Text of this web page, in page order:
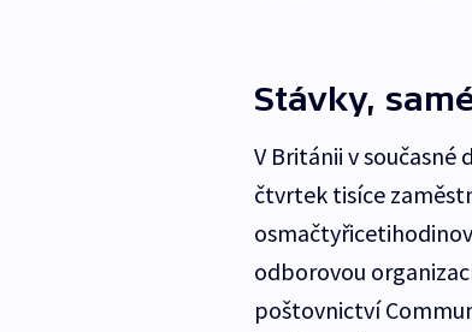
Stávky,
V Británii v
čtvrtek tisíce
odborovou
poštovnictví